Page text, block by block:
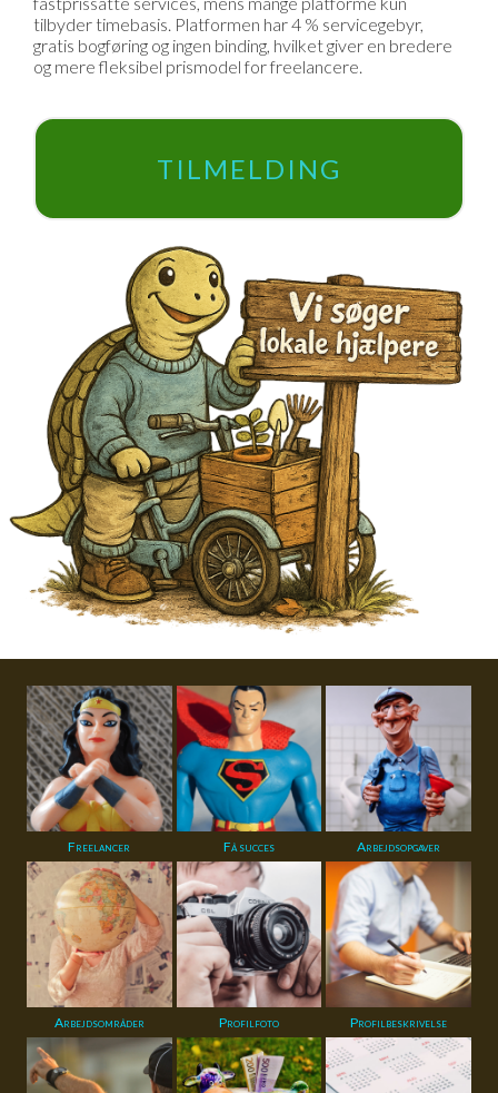
tilbyder timebasis. Platformen har 4 % servicegebyr,
gratis bogføring og ingen binding, hvilket giver en bredere
og mere fleksibel prismodel for freelancere.
TILMELDING
Freelancer Få succes Arbejdsopgaver
Arbejdsområder Profilfoto Profilbeskrivelse